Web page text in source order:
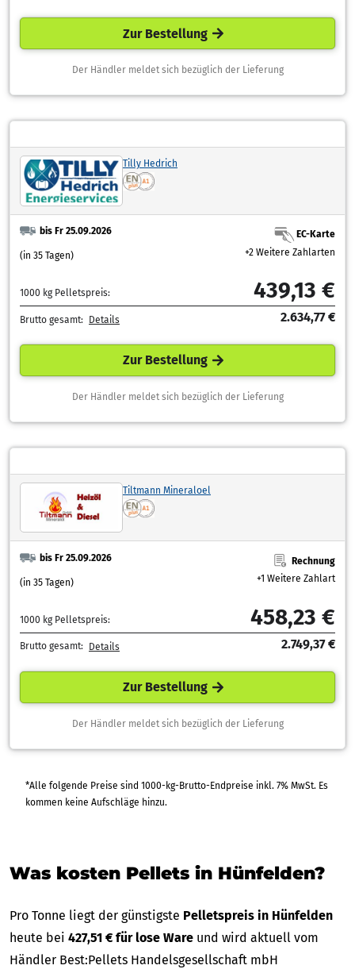
Zur Bestellung
Der Händler meldet sich bezüglich der Lieferung
Tilly Hedrich
bis Fr 25.09.2026
(in 35 Tagen)
EC-Karte
+2 Weitere Zahlarten
1000 kg Pelletspreis: 439,13 €
Brutto gesamt: Details 2.634,77 €
Zur Bestellung
Der Händler meldet sich bezüglich der Lieferung
Tiltmann Mineraloel
bis Fr 25.09.2026
(in 35 Tagen)
Rechnung
+1 Weitere Zahlart
1000 kg Pelletspreis: 458,23 €
Brutto gesamt: Details 2.749,37 €
Zur Bestellung
Der Händler meldet sich bezüglich der Lieferung
*Alle folgende Preise sind 1000-kg-Brutto-Endpreise inkl. 7% MwSt. Es
kommen keine Aufschläge hinzu.
Was kosten Pellets in Hünfelden?
Pro Tonne liegt der günstigste Pelletspreis in Hünfelden
heute bei 427,51 € für lose Ware und wird aktuell vom
Händler Best:Pellets Handelsgesellschaft mbH